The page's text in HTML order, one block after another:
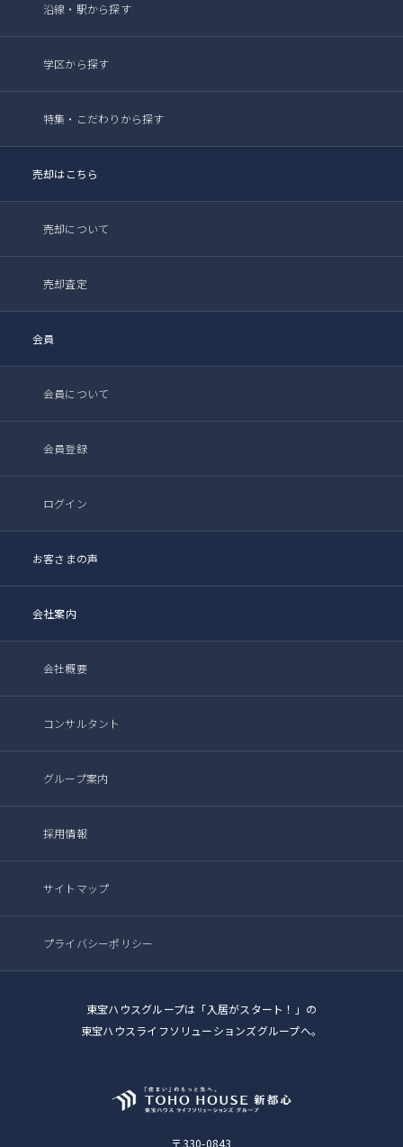
沿線・駅から探す
学区から探す
特集・こだわりから探す
売却はこちら
売却について
売却査定
会員
会員について
会員登録
ログイン
お客さまの声
会社案内
会社概要
コンサルタント
グループ案内
採用情報
サイトマップ
プライバシーポリシー
東宝ハウスグループは「入居がスタート！」の
東宝ハウスライフソリューションズグループへ。
〒330-0843